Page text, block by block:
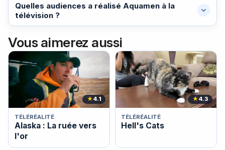
Quelles audiences a réalisé Aquamen à la
télévision ?
Vous aimerez aussi
★4.1
TÉLÉRÉALITÉ
Alaska : La ruée vers
l'or
★4.3
TÉLÉRÉALITÉ
Hell's Cats